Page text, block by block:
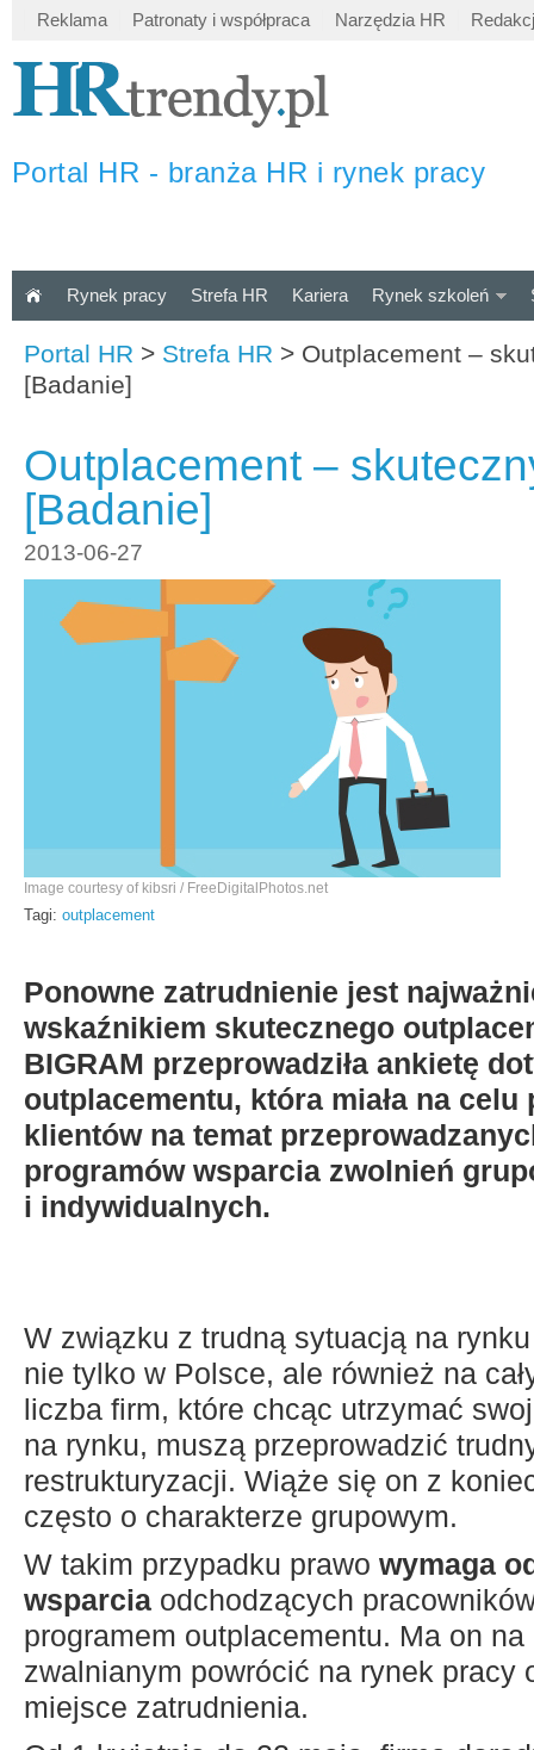
Reklama Patronaty i współpraca Narzędzia HR
Portal HR - branża HR i rynek pracy
Rynek pracy Strefa HR Kariera Rynek szkoleń
Portal HR > Strefa HR > Outplacement –
[Badanie]
Outplacement –
[Badanie]
2013-06-27
Image courtesy of kibsri / FreeDigitalPhotos.net
Tagi: outplacement
Ponowne zatrudnienie jest
wskaźnikiem skutecznego
BIGRAM przeprowadziła ankietę
outplacementu, która miała na
klientów na temat
programów wsparcia zwolnień
i indywidualnych.
W związku z trudną sytuacją na
nie tylko w Polsce, ale również na
liczba firm, które chcąc utrzymać
na rynku, muszą przeprowadzić
restrukturyzacji. Wiąże się on z
często o charakterze grupowym.
W takim przypadku prawo wymaga
wsparcia odchodzących
programem outplacementu. Ma on
zwalnianym powrócić na rynek pracy
miejsce zatrudnienia.